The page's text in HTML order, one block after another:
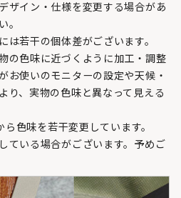
ザイン・仕様を変更する場合があ
。
は若干の個体差がございます。
の色味に近づくように加工・調整
お使いのモニターの設定や天候・
り、実物の色味と異なって見える
色味を若干変更しています。
ている場合がございます。予めご